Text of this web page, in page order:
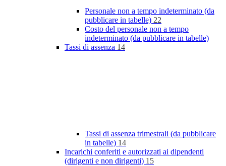
Personale non a tempo indeterminato (da
pubblicare in tabelle) 22
Costo del personale non a tempo
indeterminato (da pubblicare in tabelle)
Tassi di assenza 14
Tassi di assenza trimestrali (da pubblicare
in tabelle) 14
Incarichi conferiti e autorizzati ai dipendenti
(dirigenti e non dirigenti) 15